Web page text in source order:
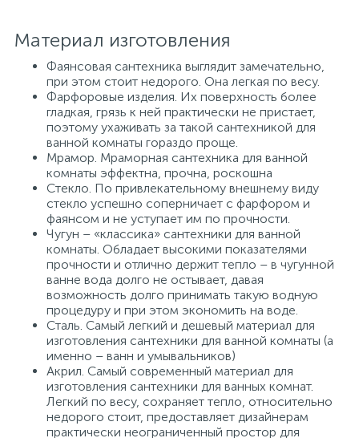
Материал изготовления
Фаянсовая сантехника выглядит замечательно,
при этом стоит недорого. Она легкая по весу.
Фарфоровые изделия. Их поверхность более
гладкая, грязь к ней практически не пристает,
поэтому ухаживать за такой сантехникой для
ванной комнаты гораздо проще.
Мрамор. Мраморная сантехника для ванной
комнаты эффектна, прочна, роскошна
Стекло. По привлекательному внешнему виду
стекло успешно соперничает с фарфором и
фаянсом и не уступает им по прочности.
Чугун – «классика» сантехники для ванной
комнаты. Обладает высокими показателями
прочности и отлично держит тепло – в чугунной
ванне вода долго не остывает, давая
возможность долго принимать такую водную
процедуру и при этом экономить на воде.
Сталь. Самый легкий и дешевый материал для
изготовления сантехники для ванной комнаты (а
именно – ванн и умывальников)
Акрил. Самый современный материал для
изготовления сантехники для ванных комнат.
Легкий по весу, сохраняет тепло, относительно
недорого стоит, предоставляет дизайнерам
практически неограниченный простор для
Системы контроля протечки воды